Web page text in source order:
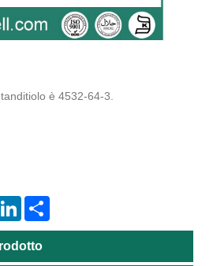
è 4532-64-3.
LinkedIn